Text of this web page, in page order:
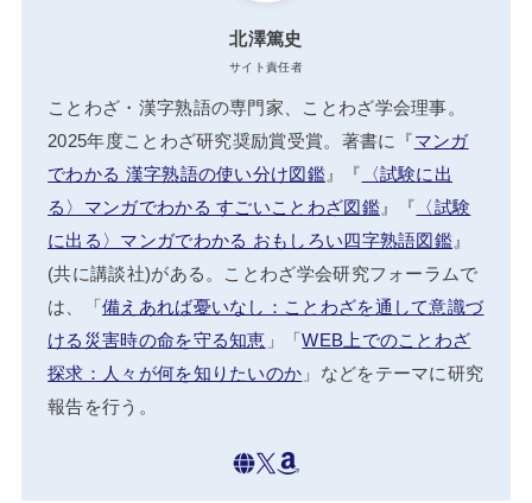
北澤篤史
サイト責任者
ことわざ・漢字熟語の専門家、ことわざ学会理事。
2025年度ことわざ研究奨励賞受賞。著書に『マンガ
でわかる 漢字熟語の使い分け図鑑』『 〈試験に出
る〉マンガでわかる すごいことわざ図鑑』『 〈試験
に出る〉マンガでわかる おもしろい四字熟語図鑑』
(共に講談社)がある。ことわざ学会研究フォーラムで
は、「備えあれば憂いなし：ことわざを通して意識づ
ける災害時の命を守る知恵 」「WEB上でのことわざ
探求：人々が何を知りたいのか 」などをテーマに研究
報告を行う。